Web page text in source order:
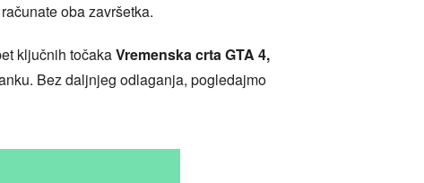
oba završetka.
ključnih točakaVremenska crta GTA 4,
Bez daljnjeg odlaganja, pogledajmo